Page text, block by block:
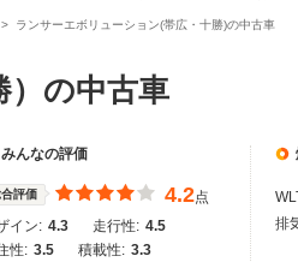
ランサーエボリューション(帯広・十勝)の中古車
）の中古車
みんなの評価
評価 4.2点
イン: 4.3 走行性: 4.5
性: 3.5 積載性: 3.3
排